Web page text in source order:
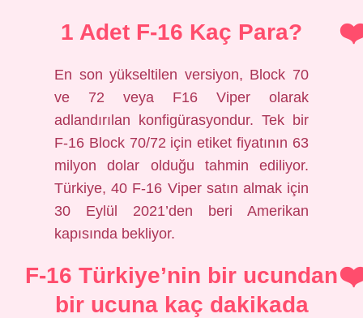
1 Adet F-16 Kaç Para?
En son yükseltilen versiyon, Block 70
ve 72 veya F16 Viper olarak
adlandırılan konfigürasyondur. Tek bir
F-16 Block 70/72 için etiket fiyatının 63
milyon dolar olduğu tahmin ediliyor.
Türkiye, 40 F-16 Viper satın almak için
30 Eylül 2021’den beri Amerikan
kapısında bekliyor.
F-16 Türkiye’nin bir ucundan
bir ucuna kaç dakikada